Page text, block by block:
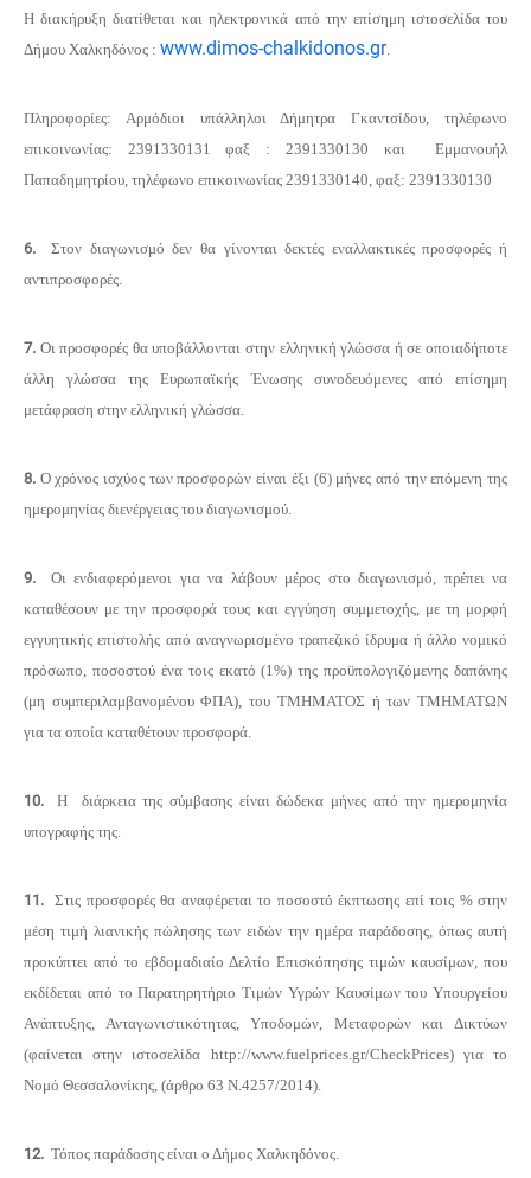
Η διακήρυξη διατίθεται και ηλεκτρονικά από την επίσημη ιστοσελίδα του
Δήμου Χαλκηδόνος : www.dimos-chalkidonos.gr.
Πληροφορίες: Αρμόδιοι υπάλληλοι Δήμητρα Γκαντσίδου, τηλέφωνο
επικοινωνίας: 2391330131 φαξ : 2391330130 και Εμμανουήλ
Παπαδημητρίου, τηλέφωνο επικοινωνίας 2391330140, φαξ: 2391330130
6. Στον διαγωνισμό δεν θα γίνονται δεκτές εναλλακτικές προσφορές ή
αντιπροσφορές.
7. Οι προσφορές θα υποβάλλονται στην ελληνική γλώσσα ή σε οποιαδήποτε
άλλη γλώσσα της Ευρωπαϊκής Ένωσης συνοδευόμενες από επίσημη
μετάφραση στην ελληνική γλώσσα.
8. Ο χρόνος ισχύος των προσφορών είναι έξι (6) μήνες από την επόμενη της
ημερομηνίας διενέργειας του διαγωνισμού.
9. Οι ενδιαφερόμενοι για να λάβουν μέρος στο διαγωνισμό, πρέπει να
καταθέσουν με την προσφορά τους και εγγύηση συμμετοχής, με τη μορφή
εγγυητικής επιστολής από αναγνωρισμένο τραπεζικό ίδρυμα ή άλλο νομικό
πρόσωπο, ποσοστού ένα τοις εκατό (1%) της προϋπολογιζόμενης δαπάνης
(μη συμπεριλαμβανομένου ΦΠΑ), του ΤΜΗΜΑΤΟΣ ή των ΤΜΗΜΑΤΩΝ
για τα οποία καταθέτουν προσφορά.
10. Η διάρκεια της σύμβασης είναι δώδεκα μήνες από την ημερομηνία
υπογραφής της.
11. Στις προσφορές θα αναφέρεται το ποσοστό έκπτωσης επί τοις % στην
μέση τιμή λιανικής πώλησης των ειδών την ημέρα παράδοσης, όπως αυτή
προκύπτει από το εβδομαδιαίο Δελτίο Επισκόπησης τιμών καυσίμων, που
εκδίδεται από το Παρατηρητήριο Τιμών Υγρών Καυσίμων του Υπουργείου
Ανάπτυξης, Ανταγωνιστικότητας, Υποδομών, Μεταφορών και Δικτύων
(φαίνεται στην ιστοσελίδα http://www.fuelprices.gr/CheckPrices) για το
Νομό Θεσσαλονίκης, (άρθρο 63 Ν.4257/2014).
12. Τόπος παράδοσης είναι ο Δήμος Χαλκηδόνος.